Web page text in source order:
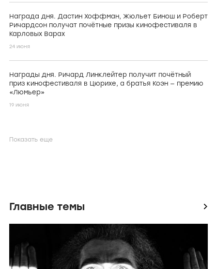
Награда дня. Дастин Хоффман, Жюльет Бинош и Роберт
Ричардсон получат почётные призы кинофестиваля в
Карловых Варах
24 июня
Награды дня. Ричард Линклейтер получит почётный
приз кинофестиваля в Цюрихе, а братья Коэн — премию
«Люмьер»
19 июня
Показать еще
Главные темы icon